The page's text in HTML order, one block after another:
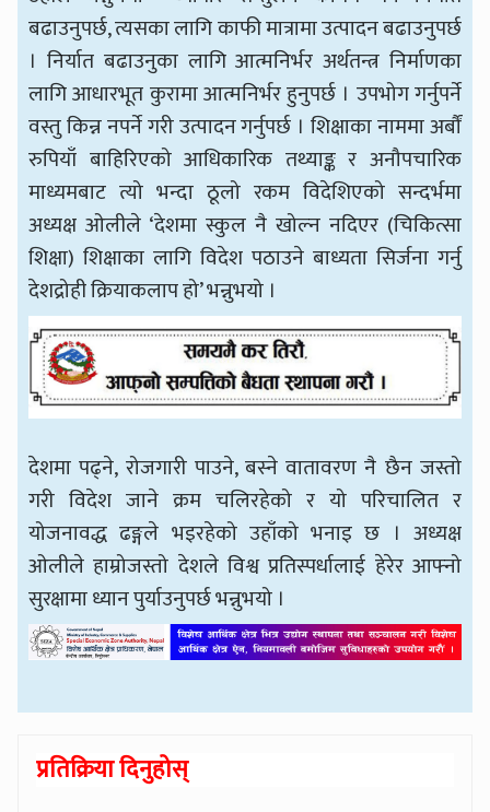
बढाउनुपर्छ, त्यसका लागि काफी मात्रामा उत्पादन बढाउनुपर्छ
। निर्यात बढाउनुका लागि आत्मनिर्भर अर्थतन्त्र निर्माणका
लागि आधारभूत कुरामा आत्मनिर्भर हुनुपर्छ । उपभोग गर्नुपर्ने
वस्तु किन्न नपर्ने गरी उत्पादन गर्नुपर्छ । शिक्षाका नाममा अर्बौं
रुपियाँ बाहिरिएको आधिकारिक तथ्याङ्क र अनौपचारिक
माध्यमबाट त्यो भन्दा ठूलो रकम विदेशिएको सन्दर्भमा
अध्यक्ष ओलीले ‘देशमा स्कुल नै खोल्न नदिएर (चिकित्सा
शिक्षा) शिक्षाका लागि विदेश पठाउने बाध्यता सिर्जना गर्नु
देशद्रोही क्रियाकलाप हो’ भन्नुभयो ।
देशमा पढ्ने, रोजगारी पाउने, बस्ने वातावरण नै छैन जस्तो
गरी विदेश जाने क्रम चलिरहेको र यो परिचालित र
योजनावद्ध ढङ्गले भइरहेको उहाँको भनाइ छ । अध्यक्ष
ओलीले हाम्रोजस्तो देशले विश्व प्रतिस्पर्धालाई हेरेर आफ्नो
सुरक्षामा ध्यान पुर्याउनुपर्छ भन्नुभयो ।
प्रतिक्रिया दिनुहोस्